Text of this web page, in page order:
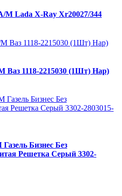
М Lada X-Ray Хr20027/344
1118-2215030 (1Шт) Нар)
Бизнес Без
Решетка Серый 3302-